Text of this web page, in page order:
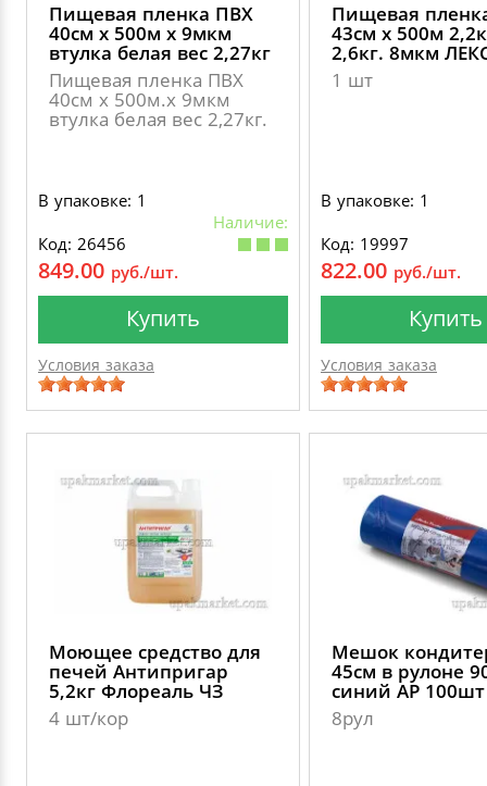
Пищевая пленка ПВХ
40см х 500м х 9мкм
втулка белая вес 2,27кг
Пищевая пленка ПВХ
40см х 500м.х 9мкм
втулка белая вес 2,27кг.
В упаковке: 1
Наличие:
Код: 26456
849.00 руб./шт.
Купить
Условия заказа
Пищевая
43см х 500м
2,6кг. 8мкм
1 шт
В упаковке: 1
Код: 19997
822.00 руб./шт.
Купить
Условия заказа
Моющее средство для
печей Антипригар
5,2кг Флореаль ЧЗ
4 шт/кор
Мешок
45см в рулоне
синий AP 100шт
8рул